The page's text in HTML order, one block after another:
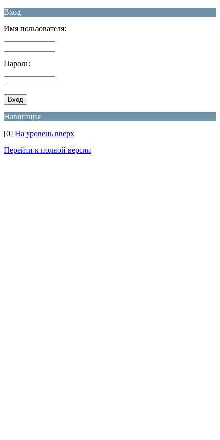
Вход
Имя пользователя:
Пароль:
Навигация
[0] На уровень вверх
Перейти к полной версии